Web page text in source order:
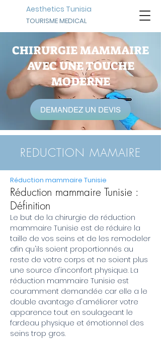
Aesthetics Tunisia
TOURISME MEDICAL
CHIRURGIE MAMMAIRE
AVEC UNE TOUCHE
MODERNE
DEMANDEZ UN DEVIS
REDUCTION MAMAIRE
Réduction mammaire Tunisie
Réduction mammaire Tunisie :
Définition
Le but de la chirurgie de réduction
mammaire Tunisie est de réduire la
taille de vos seins et de les remodeler
afin qu'ils soient proportionnés au
reste de votre corps et ne soient plus
une source d'inconfort physique. La
réduction mammaire Tunisie est
couramment demandée car elle a le
double avantage d'améliorer votre
apparence tout en soulageant le
fardeau physique et émotionnel des
seins trop gros.